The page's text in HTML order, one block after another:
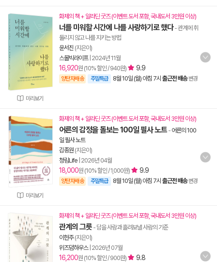
미리보기
화제의 책 + 알라딘 굿즈 (이벤트 도서 포함, 국내도서 3만원 이상)
너를 미워할 시간에 나를 사랑하기로 했다- 관계에 휘
둘리지 않고 나를 지키는 방법
윤서진 (지은이)
스몰빅라이프| 2024년 11월
16,920원 (10% 할인 / 940원) 9.9
양탄자배송 주말특급 8월 10일 (월) 아침 7시 출근전 배송 변경
미리보기
화제의 책 + 알라딘 굿즈 (이벤트 도서 포함, 국내도서 3만원 이상)
어른의 감정을 돌보는 100일 필사 노트 - 어른의 100
일 필사 노트
김종원 (지은이)
청림Life 2026년 04월
18,000원 (10% 할인 / 1,000원) 9.9
양탄자배송 주말특급 8월 10일 (월) 아침 7시 출근전 배송 변경
화제의 책 + 알라딘 굿즈 (이벤트 도서 포함, 국내도서 3만원 이상)
관계의 그릇 - 담을 사람과 흘려보낼 사람의 기준
이헌주(지은이)
위즈덤하우스| 2026년 07월
16,200원 (10% 할인 / 900원) 9.8